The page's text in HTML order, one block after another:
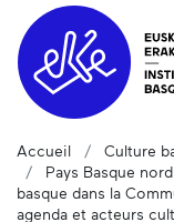
Accueil Culture
Pays Basque
basque dans la
agenda et acteurs